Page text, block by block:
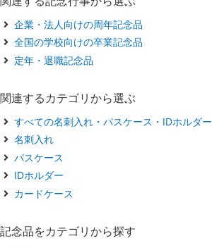
企業・法人向けの周年記念品
全国の学校向けの卒業記念品
定年・退職記念品
関連するカテゴリから選ぶ
すべての名刺入れ・パスケース・IDホルダー
名刺入れ
パスケース
IDホルダー
カードケース
記念品をカテゴリから探す